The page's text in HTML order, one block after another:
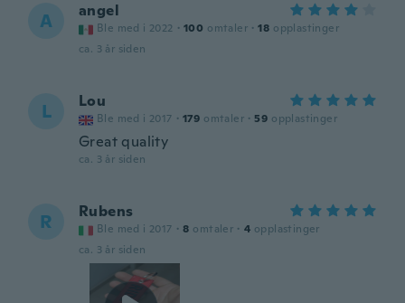
A angel
Ble med i 2022 · 100 omtaler · 18 opplastinger
ca. 3 år siden
L Lou
Ble med i 2017 · 179 omtaler · 59 opplastinger
Great quality
ca. 3 år siden
R Rubens
Ble med i 2017 · 8 omtaler · 4 opplastinger
ca. 3 år siden